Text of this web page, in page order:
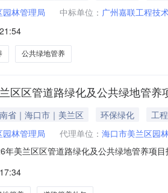
林管理局 中标单位： 广州嘉联工程技
公共绿地管养
区区管道路绿化及公共绿地管养
省｜海口市｜美兰区 环保绿化
工程
林管理局 代理单位： 海口市美兰区园
年美兰区区管道路绿化及公共绿地管养项
称2026年美兰区区管道路绿化及公共绿
务。2.服务范围：